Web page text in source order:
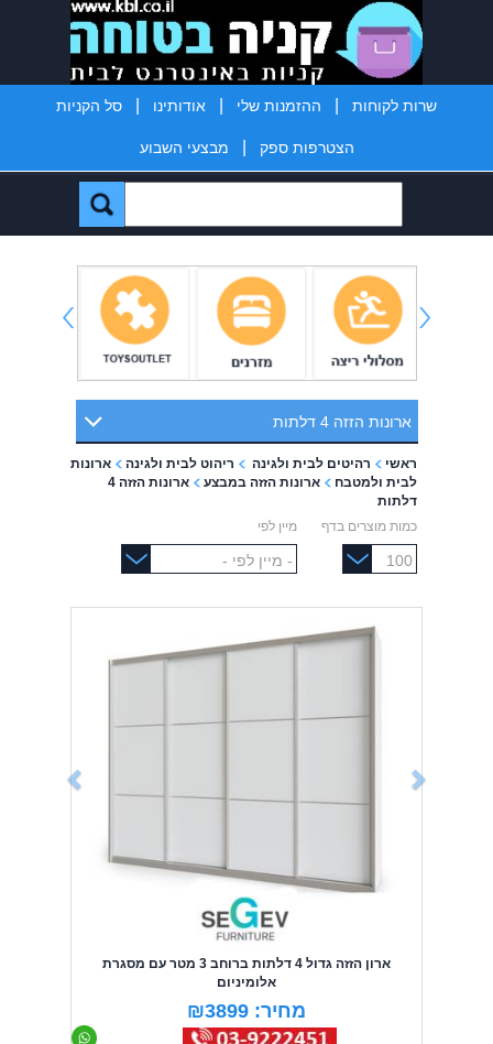
סל הקניות אודותינו ההזמנות שלי שרות לקוחות
מבצעי השבוע הצטרפות ספק
ארונות הזזה 4 דלתות
ראשי רהיטים לבית ולגינה ריהוט לבית ולגינה
ארונות
לבית ולמטבח
ארונות הזזה במבצע
ארונות הזזה 4
דלתות
כמות מוצרים בדף
מיין לפי
Next
ארון הזזה גדול 4 דלתות ברוחב 3 מטר עם מסגרת
אלומיניום
מחיר: ₪3899